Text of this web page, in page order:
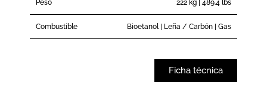
Peso 222 kg | 489.4 lbs
Combustible Bioetanol | Leña / Carbón | Gas
Ficha técnica